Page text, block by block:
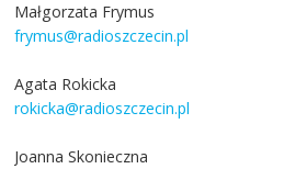
Małgorzata Frymus
frymus@radioszczecin.pl
Agata Rokicka
rokicka@radioszczecin.pl
Joanna Skonieczna